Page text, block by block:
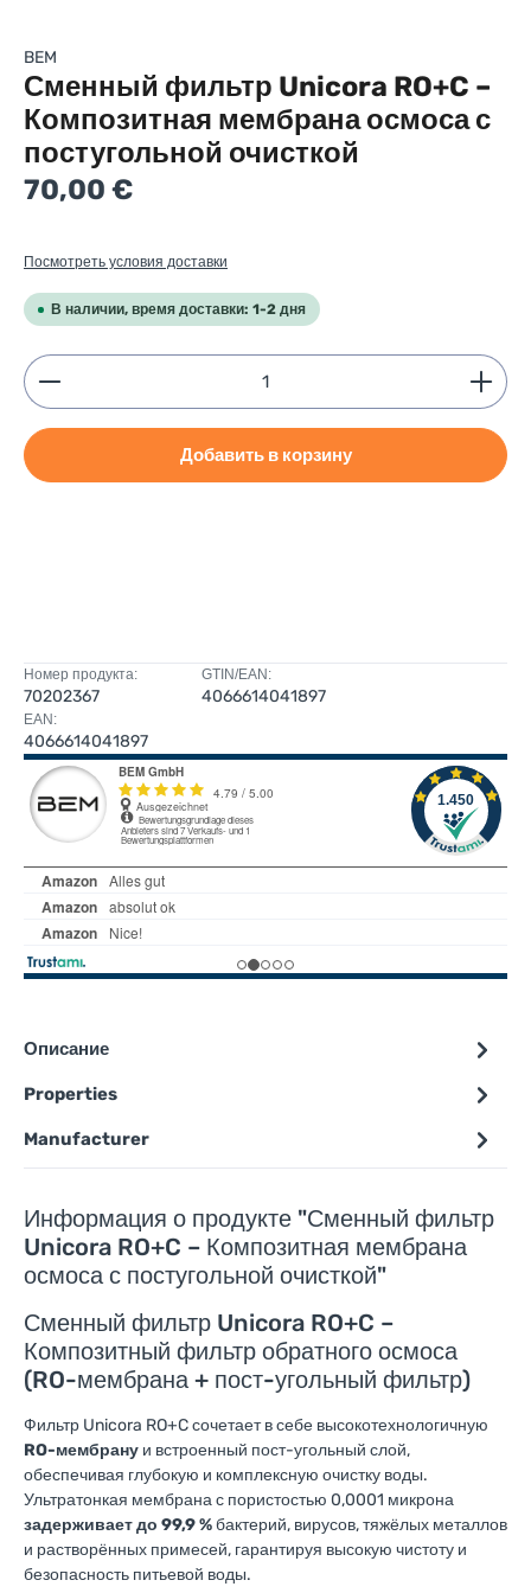
BEM
Сменный фильтр Unicora RO+C –
Композитная мембрана осмоса с
постугольной очисткой
Regular price:
70,00 €
Посмотреть условия доставки
В наличии, время доставки: 1-2 дня
Product Quantity: Enter the desired amount or
Добавить в корзину
Номер продукта:
70202367
GTIN/EAN:
4066614041897
EAN:
4066614041897
Описание
Properties
Manufacturer
Информация о продукте "Сменный фильтр
Unicora RO+C – Композитная мембрана
осмоса с постугольной очисткой"
Сменный фильтр Unicora RO+C –
Композитный фильтр обратного осмоса
(RO-мембрана + пост-угольный фильтр)
Фильтр Unicora RO+C сочетает в себе высокотехнологичную
RO-мембрану и встроенный пост-угольный слой,
обеспечивая глубокую и комплексную очистку воды.
Ультратонкая мембрана с пористостью 0,0001 микрона
задерживает до 99,9 %бактерий, вирусов, тяжёлых металлов
и растворённых примесей, гарантируя высокую чистоту и
безопасность питьевой воды.